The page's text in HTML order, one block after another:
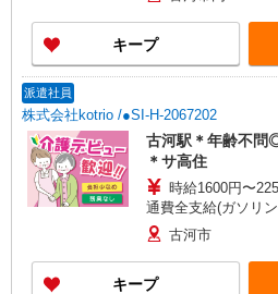
キープ
派遣社員
株式会社kotrio /●SI-H-2067202
古河駅＊年齢不問
＊サ高住
時給1600円〜
通費全支給(ガソリ
古河市
キープ